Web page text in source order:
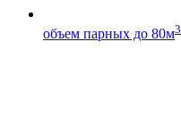
объем парных до 80м3